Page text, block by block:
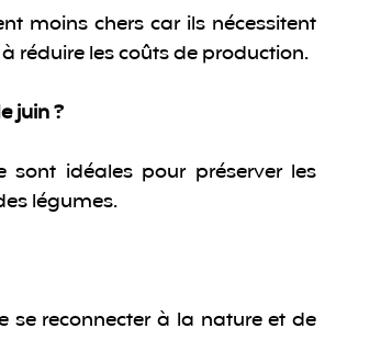
moins chers car ils nécessitent
réduire les coûts de production.
juin ?
idéales pour préserver les
légumes.
se reconnecter à la nature et de